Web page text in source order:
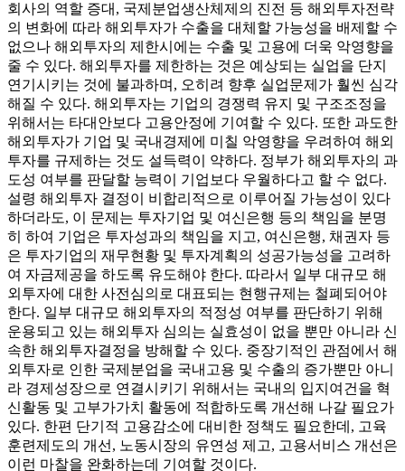
회사의 역할 증대, 국제분업생산체제의 진전 등 해외투자전략
의 변화에 따라 해외투자가 수출을 대체할 가능성을 배제할 수
없으나 해외투자의 제한시에는 수출 및 고용에 더욱 악영향을
줄 수 있다. 해외투자를 제한하는 것은 예상되는 실업을 단지
연기시키는 것에 불과하며, 오히려 향후 실업문제가 훨씬 심각
해질 수 있다. 해외투자는 기업의 경쟁력 유지 및 구조조정을
위해서는 타대안보다 고용안정에 기여할 수 있다. 또한 과도한
해외투자가 기업 및 국내경제에 미칠 악영향을 우려하여 해외
투자를 규제하는 것도 설득력이 약하다. 정부가 해외투자의 과
도성 여부를 판달할 능력이 기업보다 우월하다고 할 수 없다.
설령 해외투자 결정이 비합리적으로 이루어질 가능성이 있다
하더라도, 이 문제는 투자기업 및 여신은행 등의 책임을 분명
히 하여 기업은 투자성과의 책임을 지고, 여신은행, 채권자 등
은 투자기업의 재무현황 및 투자계획의 성공가능성을 고려하
여 자금제공을 하도록 유도해야 한다. 따라서 일부 대규모 해
외투자에 대한 사전심의로 대표되는 현행규제는 철폐되어야
한다. 일부 대규모 해외투자의 적정성 여부를 판단하기 위해
운용되고 있는 해외투자 심의는 실효성이 없을 뿐만 아니라 신
속한 해외투자결정을 방해할 수 있다. 중장기적인 관점에서 해
외투자로 인한 국제분업을 국내고용 및 수출의 증가뿐만 아니
라 경제성장으로 연결시키기 위해서는 국내의 입지여건을 혁
신활동 및 고부가가치 활동에 적합하도록 개선해 나갈 필요가
있다. 한편 단기적 고용감소에 대비한 정책도 필요한데, 고육
훈련제도의 개선, 노동시장의 유연성 제고, 고용서비스 개선은
이런 마찰을 완화하는데 기여할 것이다.